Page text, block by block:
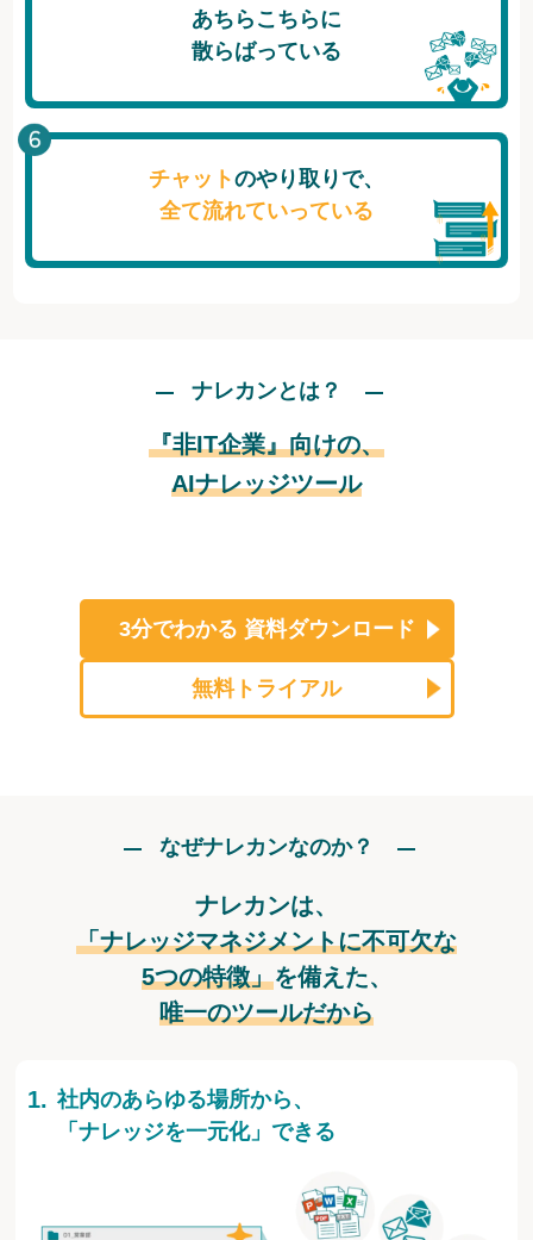
あちらこちらに
散らばっている
チャットのやり取りで、
全て流れていっている
ナレカンとは？
『非IT企業』向けの、
AIナレッジツール
3分でわかる 資料ダウンロード
無料トライアル
なぜナレカンなのか？
ナレカンは、
「ナレッジマネジメントに不可欠な
5つの特徴」を備えた、
唯一のツールだから
社内のあらゆる場所から、
「ナレッジを一元化」できる